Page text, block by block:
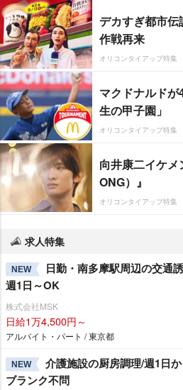
デカすぎ都市
作戦再来
オリコンタイアップ特集
マクドナルド
生の甲子園」
オリコンタイアップ特集
向井康二イケ
ONG）』
オリコンタイアップ特集
求人特集
NEW
日勤・南多摩駅周辺の交通
週1日～OK
株式会社MSK
日給1万4,500円～
アルバイト・パート / 東京都
NEW
介護施設の厨房調理/週1日
ブランク不問